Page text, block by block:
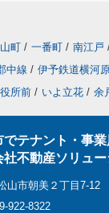
町 / 一番町 / 南江戸
中線 / 伊予鉄道横河
所前 / いよ立花 / 余
でテナント・事
社不動産ソリュ
山市朝美２丁目7-12
922-8322